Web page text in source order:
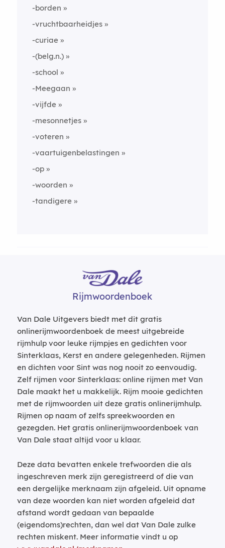
-borden
-vruchtbaarheidjes
-curiae
-(belg.n.)
-school
-Meegaan
-vijfde
-mesonnetjes
-voteren
-vaartuigenbelastingen
-op
-woorden
-tandigere
Rijmwoordenboek
Van Dale Uitgevers biedt met dit gratis
onlinerijmwoordenboek de meest uitgebreide
rijmhulp voor leuke rijmpjes en gedichten voor
Sinterklaas, Kerst en andere gelegenheden. Rijmen
en dichten voor Sint was nog nooit zo eenvoudig.
Zelf rijmen voor Sinterklaas: online rijmen met Van
Dale maakt het u makkelijk. Rijm mooie gedichten
met de rijmwoorden uit deze gratis onlinerijmhulp.
Rijmen op naam of zelfs spreekwoorden en
gezegden. Het gratis onlinerijmwoordenboek van
Van Dale staat altijd voor u klaar.
Deze data bevatten enkele trefwoorden die als
ingeschreven merk zijn geregistreerd of die van
een dergelijke merknaam zijn afgeleid. Uit opname
van deze woorden kan niet worden afgeleid dat
afstand wordt gedaan van bepaalde
(eigendoms)rechten, dan wel dat Van Dale zulke
rechten miskent. Meer informatie vindt u op